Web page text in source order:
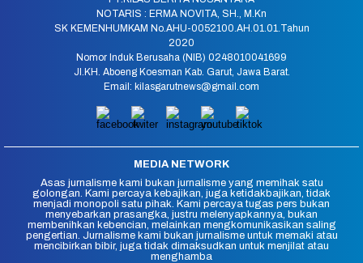
NOTARIS : ERMA NOVITA, SH., M.Kn
SK KEMENHUMKAM No.AHU-0052100.AH.01.01.Tahun
2020
Nomor Induk Berusaha (NIB) 0248010041699
Jl.KH. Aboeng Koesman Kab. Garut, Jawa Barat.
Email: kilasgarutnews@gmail.com
MEDIA NETWORK
Asas jurnalisme kami bukan jurnalisme yang memihak satu
golongan. Kami percaya kebajikan, juga ketidakbajikan, tidak
menjadi monopoli satu pihak. Kami percaya tugas pers bukan
menyebarkan prasangka, justru melenyapkannya, bukan
membenihkan kebencian, melainkan mengkomunikasikan saling
pengertian. Jurnalisme kami bukan jurnalisme untuk memaki atau
mencibirkan bibir, juga tidak dimaksudkan untuk menjilat atau
menghamba